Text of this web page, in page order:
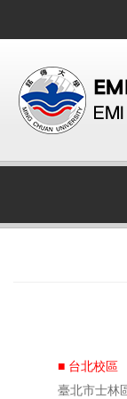
■ 台北校區
臺北市士林